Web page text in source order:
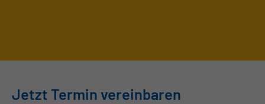
Jetzt Termin vereinbaren